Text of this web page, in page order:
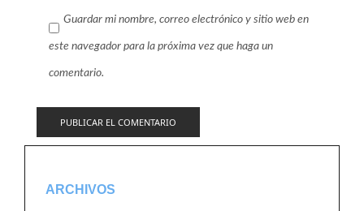
Guardar mi nombre, correo electrónico y sitio web en
este navegador para la próxima vez que haga un
comentario.
ARCHIVOS